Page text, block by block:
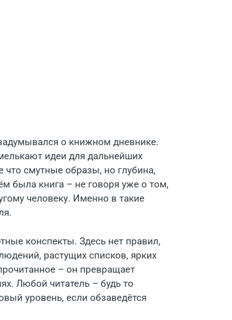
о книжном дневнике.
идеи для дальнейших
что смутные образы, но глубина,
была книга – не говоря уже о том,
человеку. Именно в такие
конспекты. Здесь нет правил,
растущих списков, ярких
– он превращает
Любой читатель – будь то
уровень, если обзаведётся